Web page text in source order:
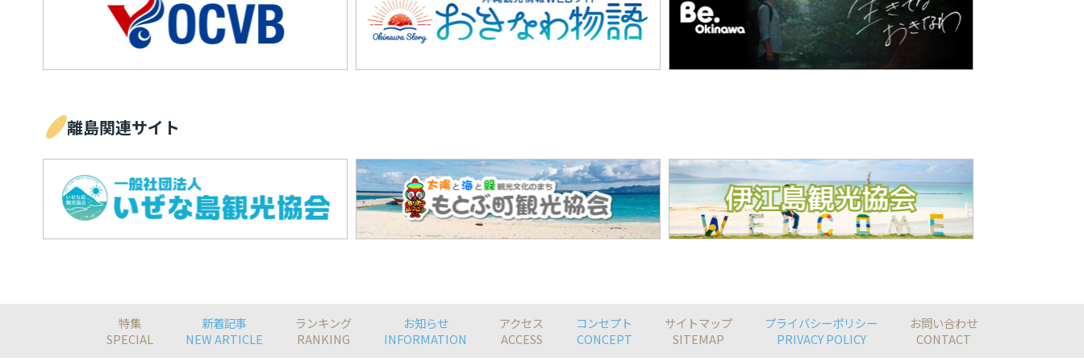
離島関連サイト
特集
SPECIAL
新着記事
NEW ARTICLE
ランキング
RANKING
お知らせ
INFORMATION
アクセス
ACCESS
コンセプト
CONCEPT
サイトマップ
SITEMAP
プライバシーポリシー
PRIVACY POLICY
お問い合わせ
CONTACT